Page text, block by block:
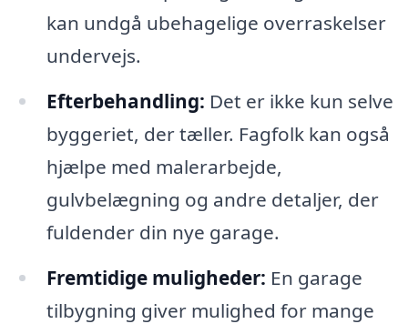
kan undgå ubehagelige overraskelser
undervejs.
Efterbehandling: Det er ikke kun selve
byggeriet, der tæller. Fagfolk kan også
hjælpe med malerarbejde,
gulvbelægning og andre detaljer, der
fuldender din nye garage.
Fremtidige muligheder: En garage
tilbygning giver mulighed for mange